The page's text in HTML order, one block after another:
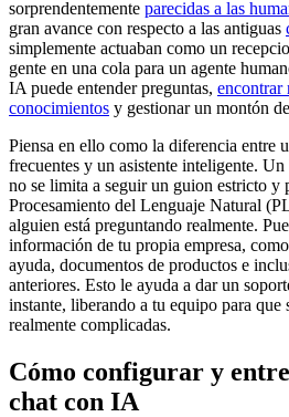
sorprendentemente parecidas a las
gran avance con respecto a las antiguas
simplemente actuaban como un
gente en una cola para un agente
IA puede entender preguntas, encontrar
conocimientos y gestionar un montón
Piensa en ello como la diferencia entre
frecuentes y un asistente inteligente.
no se limita a seguir un guion estricto y
Procesamiento del Lenguaje Natural
alguien está preguntando realmente.
información de tu propia empresa,
ayuda, documentos de productos e
anteriores. Esto le ayuda a dar un
instante, liberando a tu equipo para que
realmente complicadas.
Cómo configurar y
chat con IA